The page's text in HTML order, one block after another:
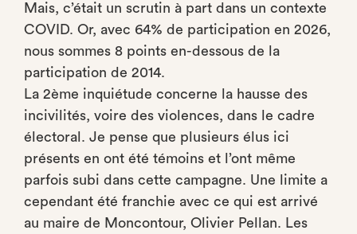
Mais, c’était un scrutin à part dans un contexte
COVID. Or, avec 64% de participation en 2026,
nous sommes 8 points en-dessous de la
participation de 2014.
La 2ème inquiétude concerne la hausse des
incivilités, voire des violences, dans le cadre
électoral. Je pense que plusieurs élus ici
présents en ont été témoins et l’ont même
parfois subi dans cette campagne. Une limite a
cependant été franchie avec ce qui est arrivé
au maire de Moncontour, Olivier Pellan. Les